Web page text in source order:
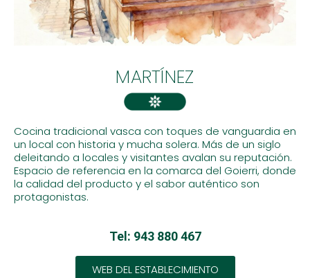
MARTÍNEZ
Cocina tradicional vasca con toques de vanguardia en
un local con historia y mucha solera. Más de un siglo
deleitando a locales y visitantes avalan su reputación.
Espacio de referencia en la comarca del Goierri, donde
la calidad del producto y el sabor auténtico son
protagonistas.
Tel: 943 880 467
WEB DEL ESTABLECIMIENTO